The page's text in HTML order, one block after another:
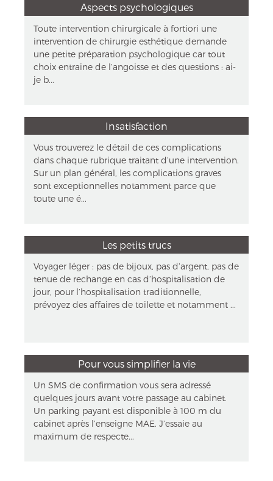
Aspects psychologiques
Toute intervention chirurgicale à fortiori une
intervention de chirurgie esthétique demande
une petite préparation psychologique car tout
choix entraine de l’angoisse et des questions : ai-
je b...
Insatisfaction
Vous trouverez le détail de ces complications
dans chaque rubrique traitant d’une intervention.
Sur un plan général, les complications graves
sont exceptionnelles notamment parce que
toute une é...
Les petits trucs
Voyager léger : pas de bijoux, pas d’argent, pas de
tenue de rechange en cas d’hospitalisation de
jour, pour l’hospitalisation traditionnelle,
prévoyez des affaires de toilette et notamment ...
Pour vous simplifier la vie
Un SMS de confirmation vous sera adressé
quelques jours avant votre passage au cabinet.
Un parking payant est disponible à 100 m du
cabinet après l’enseigne MAE. J’essaie au
maximum de respecte...